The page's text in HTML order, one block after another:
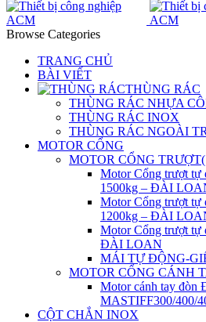
Browse Categories
TRANG CHỦ
BÀI VIẾT
THÙNG RÁC
THÙNG RÁC NHỰA
THÙNG RÁC INOX
THÙNG RÁC NGOÀI
MOTOR CỔNG
MOTOR CỔNG
Motor Cổng trượt
1500kg – ĐÀI
Motor Cổng trượt
1200kg – ĐÀI
Motor Cổng trượt tự
ĐÀI LOAN
MÁI TỰ ĐỘNG-
MOTOR CỔNG CÁNH
Motor cánh tay đòn
MASTIFF300/400/
CỘT CHẮN INOX